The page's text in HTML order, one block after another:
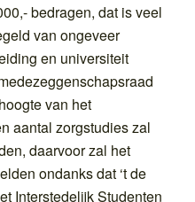
bedragen, dat is veel
van ongeveer
en universiteit
van het
aantal zorgstudies zal
daarvoor zal het
ondanks dat ‘t de
Interstedelijk Studenten